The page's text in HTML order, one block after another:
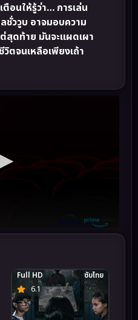
อนให้รู้ว่า… การเล่น
ชั่ววูบ อาจมอบความ
สุดท้าย มันจะแผดเผา
ตจนเหลือเพียงเถ้า
6.1
Full HD ซับไทย